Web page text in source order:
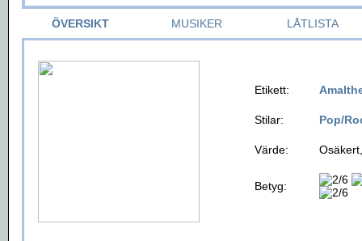
ÖVERSIKT MUSIKER LÅTLISTA
Etikett:
Stilar: Pop/
Värde:
Betyg: